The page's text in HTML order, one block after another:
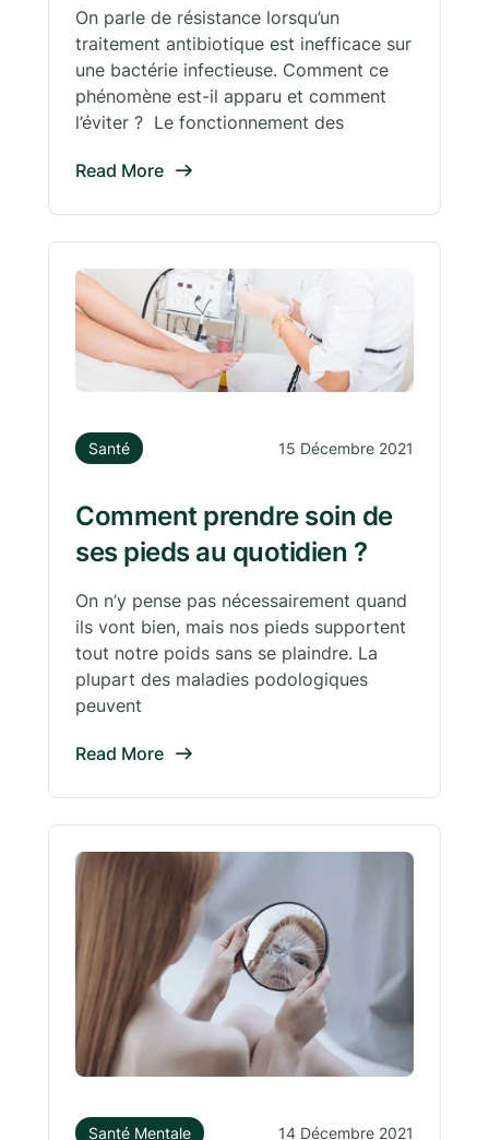
On parle de résistance lorsqu’un
traitement antibiotique est inefficace sur
une bactérie infectieuse. Comment ce
phénomène est-il apparu et comment
l’éviter ? Le fonctionnement des
Read More
Santé 15 Décembre 2021
Comment prendre soin de
ses pieds au quotidien ?
On n’y pense pas nécessairement quand
ils vont bien, mais nos pieds supportent
tout notre poids sans se plaindre. La
plupart des maladies podologiques
peuvent
Read More
Santé Mentale 14 Décembre 2021